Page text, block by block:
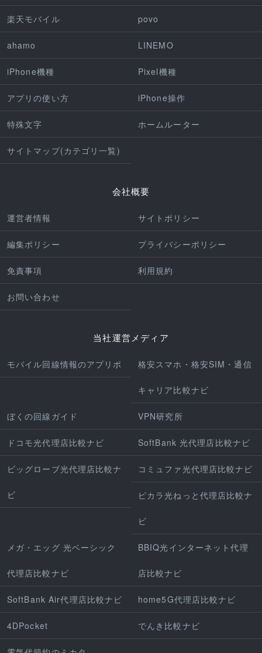
楽天モバイル povo
ahamo LINEMO
iPhone機種 Pixel機種
アプリの使い方 iPhone操作
特殊文字 ホームルーター
サイトマップ(カテゴリ一覧)
会社概要
運営者情報 サイトポリシー
編集ポリシー プライバシーポリシー
免責事項 利用規約
お問い合わせ
当社運営メディア
モバイル回線情報のアプリポ 格安スマホ・格安SIM・通信
キャリア比較ナビ
ぼくの回線ガイド VPN研究所
ドコモ光代理店比較ナビ SoftBank 光代理店比較ナビ
ビッグローブ光代理店比較ナ
ビ
コミュファ光代理店比較ナビ
ピカラ光ねっと代理店比較ナ
ビ
メガ・エッグ 光ベーシック
代理店比較ナビ
BBIQ光インターネット代理
店比較ナビ
SoftBank Air代理店比較ナビ home5G代理店比較ナビ
4DPocket でんき比較ナビ